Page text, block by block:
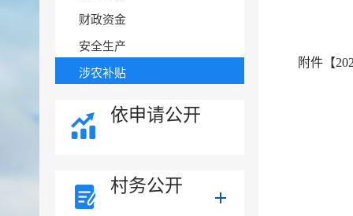
财政资金
安全生产
涉农补贴
依申请公开
村务公开
附件【